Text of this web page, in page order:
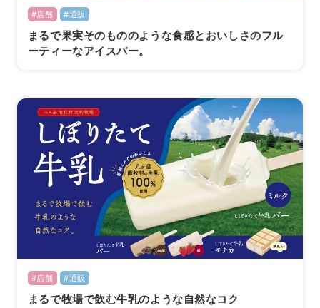
#店舗 #通販
まるで果実そのもののような食感とおいしさのフル
ーティーなアイスバー。
#店舗 #通販
まるで牧場で飲む牛乳のような自然なコク